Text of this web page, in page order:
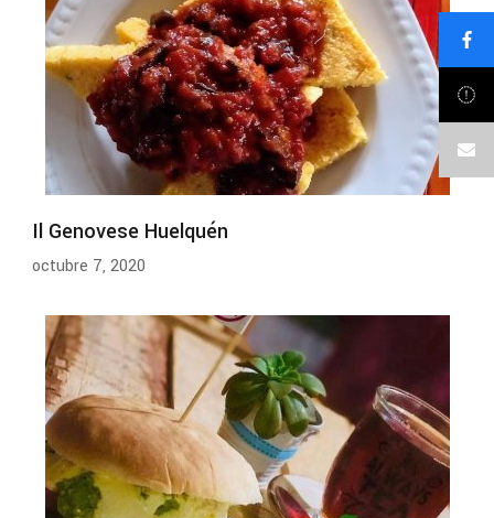
Il Genovese Huelquén
octubre 7, 2020